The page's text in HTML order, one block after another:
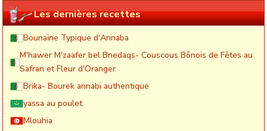
Les dernières recettes
Bounaïne Typique d'Annaba
M'hawer M'zaafer bel Bnedaqs- Couscous Bônois de Fêtes au
Safran et Fleur d'Oranger
Brika- Bourek annabi authentique
yassa au poulet
Mlouhia